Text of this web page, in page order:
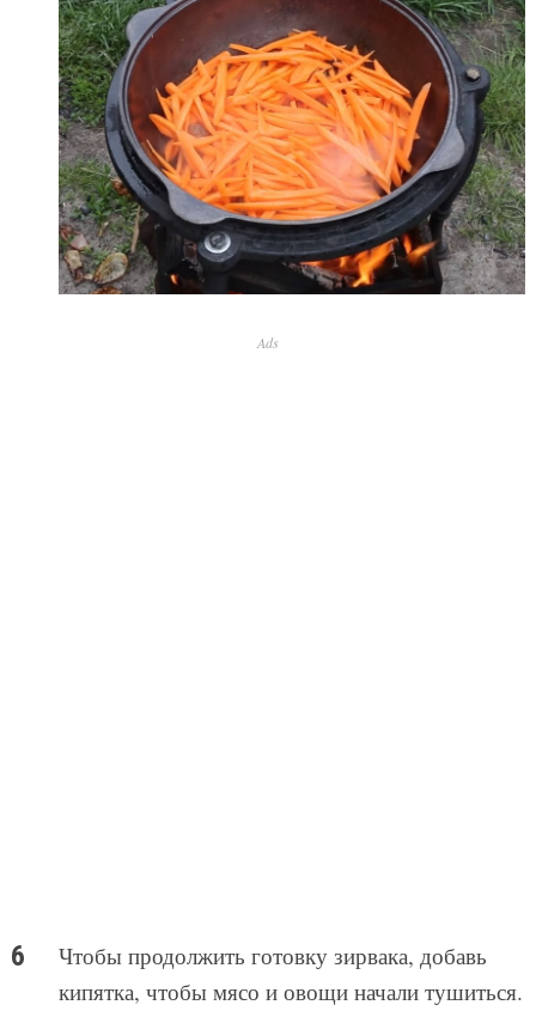
Ads
Чтобы продолжить готовку зирвака, добавь
кипятка, чтобы мясо и овощи начали тушиться.